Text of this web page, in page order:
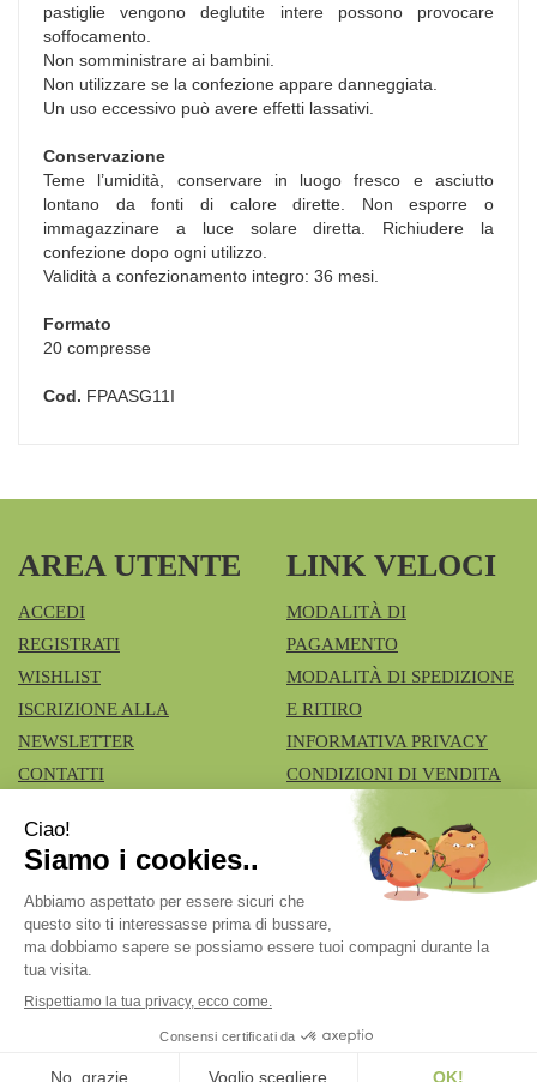
pastiglie vengono deglutite intere possono provocare
soffocamento.
Non somministrare ai bambini.
Non utilizzare se la confezione appare danneggiata.
Un uso eccessivo può avere effetti lassativi.
Conservazione
Teme l’umidità, conservare in luogo fresco e asciutto
lontano da fonti di calore dirette. Non esporre o
immagazzinare a luce solare diretta. Richiudere la
confezione dopo ogni utilizzo.
Validità a confezionamento integro: 36 mesi.
Formato
20 compresse
Cod. FPAASG11I
AREA UTENTE
ACCEDI
REGISTRATI
WISHLIST
ISCRIZIONE ALLA
NEWSLETTER
CONTATTI
LINK VELOCI
MODALITÀ DI
PAGAMENTO
MODALITÀ DI SPEDIZIONE
E RITIRO
INFORMATIVA PRIVACY
CONDIZIONI DI VENDITA
COOKIE POLICY
Azienda Speciale Farmacie Comunali Vimercatesi
Lualdi, 6 - Ruginello 20871 Vimercate (MB)
fcia.vimercate1@tiscali.it|Tel.: 039668100| P.Iva:
02211980962 | Numero R.E.A.: Rea MB – 1545327
Prenofa
Web DesignFulcri srl